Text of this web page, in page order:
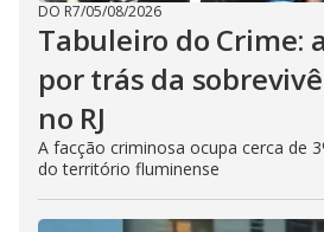
DO R7/05/08/2026
Tabuleiro do Crime:
por trás da
no RJ
A facção criminosa ocupa cerca de
do território fluminense